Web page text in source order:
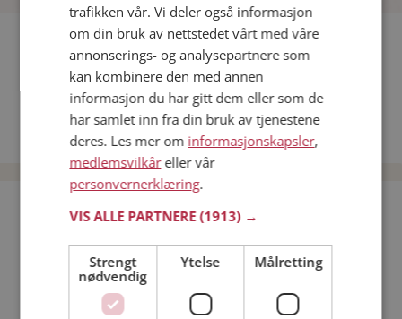
Fler single
Date menn i Norge
Date kvinner i Norge
Bli medlem gratis!
Jeg er en: Mann Kvinne
Min alder:
trafikken vår. Vi deler også informasjon
om din bruk av nettstedet vårt med våre
annonserings- og analysepartnere som
kan kombinere den med annen
informasjon du har gitt dem eller som de
har samlet inn fra din bruk av tjenestene
deres. Les mer om informasjonskapsler,
medlemsvilkåreller vår
personvernerklæring.
VIS ALLE PARTNERE(1913) →
Strengt
nødvendig
Ytelse Målretting